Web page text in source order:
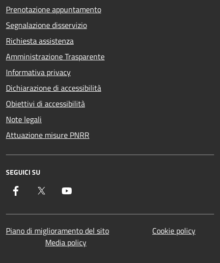
Prenotazione appuntamento
Segnalazione disservizio
Richiesta assistenza
Amministrazione Trasparente
Informativa privacy
Dichiarazione di accessibilità
Obiettivi di accessibilità
Note legali
Attuazione misure PNRR
SEGUICI SU
Facebook Twitter
Piano di miglioramento del sito
Cookie policy
Media policy